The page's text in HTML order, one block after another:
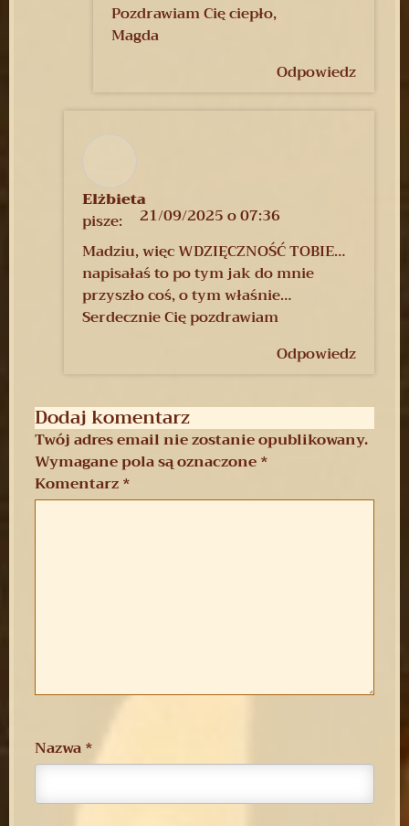
Pozdrawiam Cię ciepło,
Magda
Odpowiedz
Elżbieta
pisze:
21/09/2025 o 07:36
Madziu, więc WDZIĘCZNOŚĆ TOBIE…
napisałaś to po tym jak do mnie
przyszło coś, o tym właśnie…
Serdecznie Cię pozdrawiam
Odpowiedz
Dodaj komentarz
Twój adres email nie zostanie opublikowany.
Wymagane pola są oznaczone*
Komentarz*
Nazwa*